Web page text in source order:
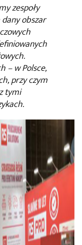
zespoły
obszar
– w Polsce,
przy czym
tymi